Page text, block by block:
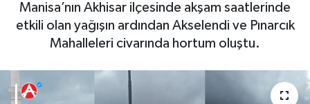
Manisa’nın Akhisar ilçesinde akşam saatlerinde
etkili olan yağışın ardından Akselendi ve Pınarcık
Mahalleleri civarında hortum oluştu.
Ekonomi
Tarım-Gıda
Röportaj
Dünya
Ekonomi
Magazin
Tüm Manşetler
Son Dakika Haberleri